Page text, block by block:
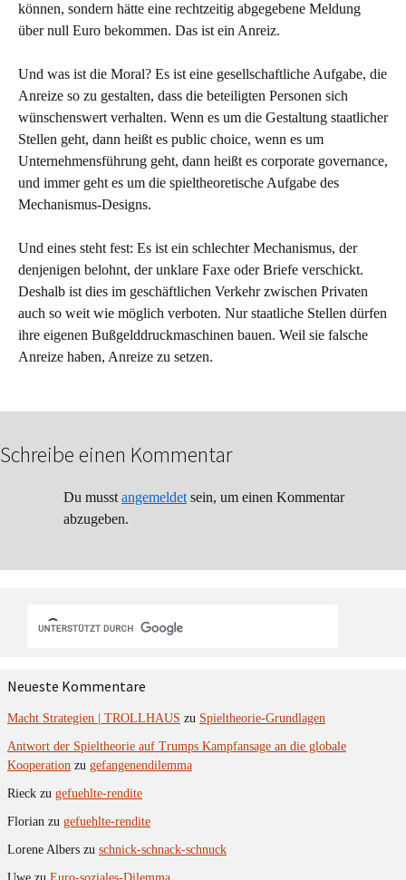
können, sondern hätte eine rechtzeitig abgegebene Meldung
über null Euro bekommen. Das ist ein Anreiz.
Und was ist die Moral? Es ist eine gesellschaftliche Aufgabe, die
Anreize so zu gestalten, dass die beteiligten Personen sich
wünschenswert verhalten. Wenn es um die Gestaltung staatlicher
Stellen geht, dann heißt es public choice, wenn es um
Unternehmensführung geht, dann heißt es corporate governance,
und immer geht es um die spieltheoretische Aufgabe des
Mechanismus-Designs.
Und eines steht fest: Es ist ein schlechter Mechanismus, der
denjenigen belohnt, der unklare Faxe oder Briefe verschickt.
Deshalb ist dies im geschäftlichen Verkehr zwischen Privaten
auch so weit wie möglich verboten. Nur staatliche Stellen dürfen
ihre eigenen Bußgelddruckmaschinen bauen. Weil sie falsche
Anreize haben, Anreize zu setzen.
Schreibe einen Kommentar
Du musst angemeldet sein, um einen Kommentar
abzugeben.
Neueste Kommentare
Macht Strategien | TROLLHAUS zu Spieltheorie-Grundlagen
Antwort der Spieltheorie auf Trumps Kampfansage an die globale
Kooperation zu gefangenendilemma
Rieck zu gefuehlte-rendite
Florian zu gefuehlte-rendite
Lorene Albers zu schnick-schnack-schnuck